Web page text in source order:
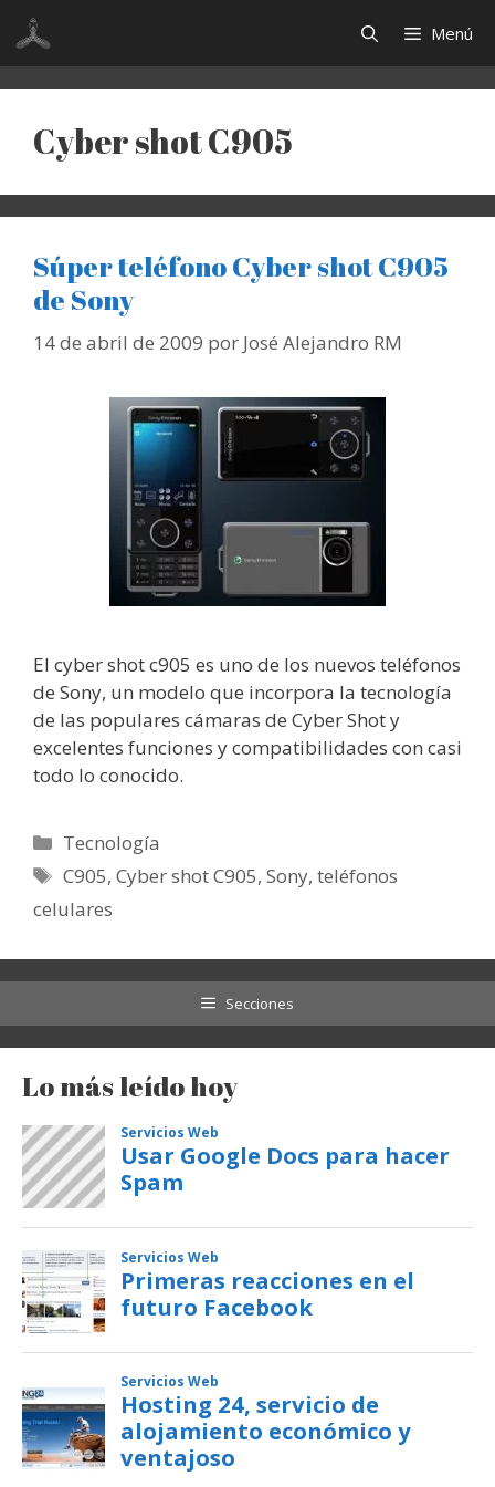
Saltar
contenido
Menú
Cyber shot C905
Súper teléfono Cyber shot C905
de Sony
14 de abril de 2009 por José Alejandro RM
El cyber shot c905 es uno de los nuevos teléfonos
de Sony, un modelo que incorpora la tecnología
de las populares cámaras de Cyber Shot y
excelentes funciones y compatibilidades con casi
todo lo conocido.
Categorías
Tecnología
Etiquetas
C905,Cyber shot C905,Sony,teléfonos
celulares
Secciones
Lo más leído hoy